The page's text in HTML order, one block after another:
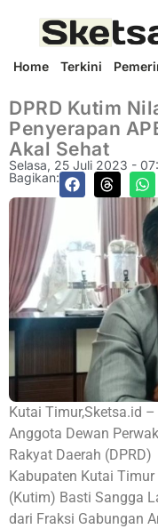
Home Terkini
DPRD Kutim
Penyerapan
Akal Sehat
Selasa, 25 Juli 2023 -
Bagikan:
Kutai Timur,Sketsa.id –
Anggota Dewan
Rakyat Daerah (DPRD)
Kabupaten Kutai Timur
(Kutim) Basti Sangga
dari Fraksi Gabungan